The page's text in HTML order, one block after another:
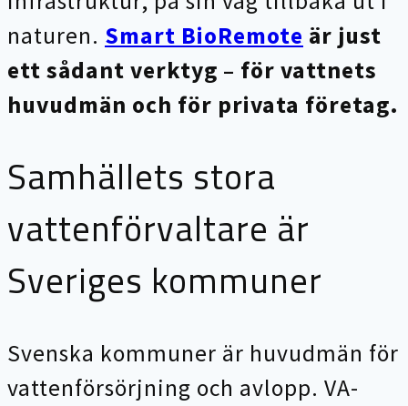
naturen. Smart BioRemote är just
ett sådant verktyg – för vattnets
huvudmän och för privata företag.
Samhällets stora
vattenförvaltare är
Sveriges kommuner
Svenska kommuner är huvudmän för
vattenförsörjning och avlopp. VA-